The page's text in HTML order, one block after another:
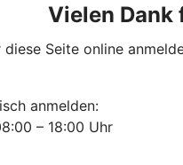
Vielen Dank
Seite online
anmelden:
– 18:00 Uhr